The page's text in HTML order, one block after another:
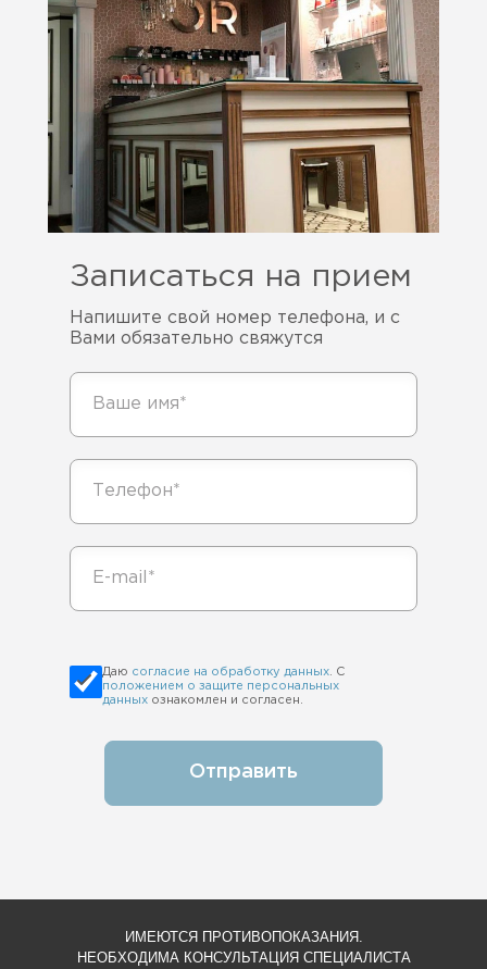
Записаться на прием
Напишите свой номер телефона, и с
Вами обязательно свяжутся
Даю согласие на обработку данных. С
положением о защите персональных
данных ознакомлен и согласен.
Отправить
ИМЕЮТСЯ ПРОТИВОПОКАЗАНИЯ.
НЕОБХОДИМА КОНСУЛЬТАЦИЯ СПЕЦИАЛИСТА